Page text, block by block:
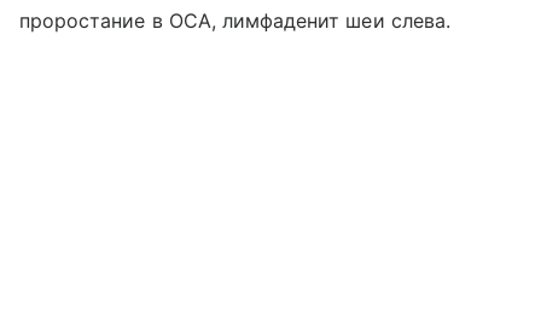
проростание в ОСА, лимфаденит шеи слева.